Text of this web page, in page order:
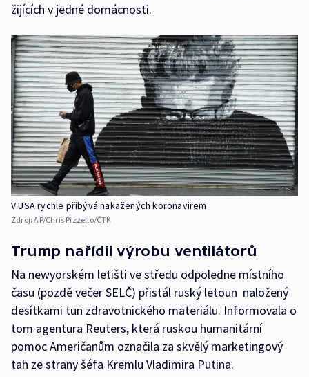
žijících v jedné domácnosti.
V USA rychle přibývá nakažených koronavirem
Zdroj:AP/Chris Pizzello/ČTK
Trump nařídil výrobu ventilátorů
Na newyorském letišti ve středu odpoledne místního
času (pozdě večer SELČ) přistál ruský letoun naložený
desítkami tun zdravotnického materiálu. Informovala o
tom agentura Reuters, která ruskou humanitární
pomoc Američanům označila za skvělý marketingový
tah ze strany šéfa Kremlu Vladimira Putina.